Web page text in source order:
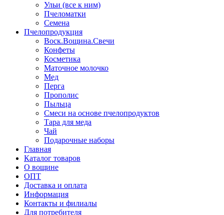
Ульи (все к ним)
Пчеломатки
Семена
Пчелопродукция
Воск.Вощина.Свечи
Конфеты
Косметика
Маточное молочко
Мед
Перга
Прополис
Пыльца
Смеси на основе пчелопродуктов
Тара для меда
Чай
Подарочные наборы
Главная
Каталог товаров
О вощине
ОПТ
Доставка и оплата
Информация
Контакты и филиалы
Для потребителя